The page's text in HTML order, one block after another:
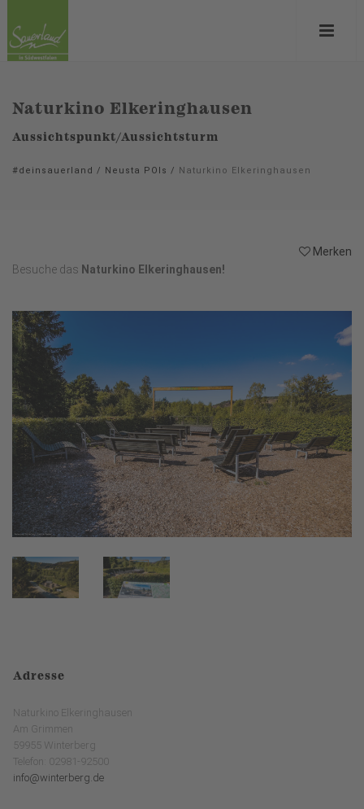
Naturkino Elkeringhausen
Aussichtspunkt/Aussichtsturm
#deinsauerland / Neusta POIs / Naturkino Elkeringhausen
Merken
Besuche das Naturkino Elkeringhausen!
Adresse
Naturkino Elkeringhausen
Am Grimmen
59955 Winterberg
Telefon: 02981-92500
info@winterberg.de